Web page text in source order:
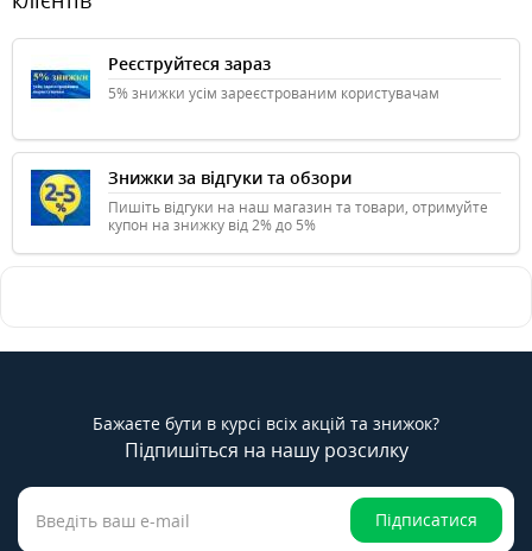
Реєструйтеся зараз
5% знижки усім зареєстрованим користувачам
Знижки за відгуки та обзори
Пишіть відгуки на наш магазин та товари, отримуйте
купон на знижку від 2% до 5%
Бажаєте бути в курсі всіх акцій та знижок?
Підпишіться на нашу розсилку
Підписатися